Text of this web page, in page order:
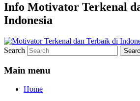
Info Motivator Terkenal
Indonesia
Search
Main menu
Home